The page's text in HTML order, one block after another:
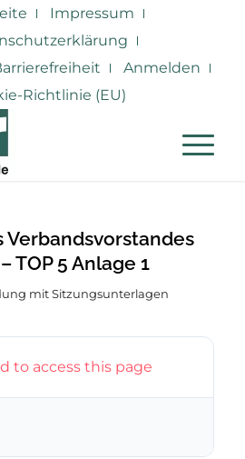
Impressum
Anmelden
Richtlinie (EU)
Verbandsvorstandes
TOP 5 Anlage 1
mit Sitzungsunterlagen
to access this page